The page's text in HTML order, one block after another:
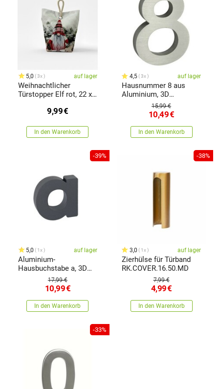
5,0 3x auf lager
Weihnachtlicher
Türstopper Elf rot, 22 x
9,99€
In den Warenkorb
4,5 3x auf lager
Hausnummer 8 aus
Aluminium, 3D
gebürsteteOberfläche
15,99 €
10,49€
In den Warenkorb
-39%
5,0 1x auf lager
Aluminium-
Hausbuchstabe a, 3D
strukturierte Oberfläche
17,99 €
10,99€
In den Warenkorb
-38%
3,0 1x auf lager
Zierhülse für Türband
RK.COVER.16.50.MD
7,99 €
4,99€
In den Warenkorb
-33%